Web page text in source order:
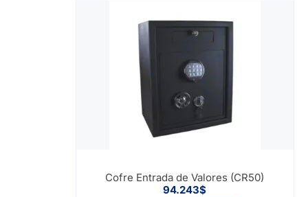
Cofre Entrada de Valores (CR50)
94.243$